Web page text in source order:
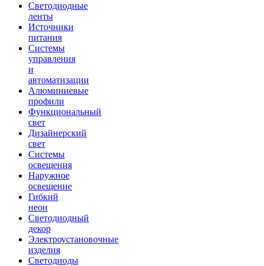
Светодиодные
ленты
Источники
питания
Системы
управления
и
автоматизации
Алюминиевые
профили
Функциональный
свет
Дизайнерский
свет
Системы
освещения
Наружное
освещение
Гибкий
неон
Светодиодный
декор
Электроустановочные
изделия
Светодиоды